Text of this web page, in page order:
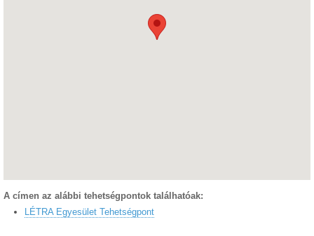
A címen az alábbi tehetségpontok találhatóak:
LÉTRA Egyesület Tehetségpont